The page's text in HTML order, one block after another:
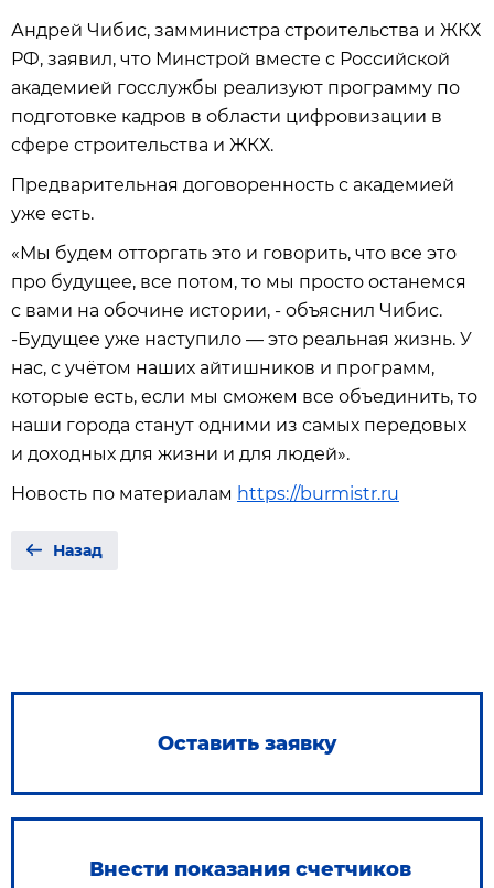
Андрей Чибис, замминистра строительства и ЖКХ
РФ, заявил, что Минстрой вместе с Российской
академией госслужбы реализуют программу по
подготовке кадров в области цифровизации в
сфере строительства и ЖКХ.
Предварительная договоренность с академией
уже есть.
«Мы будем отторгать это и говорить, что все это
про будущее, все потом, то мы просто останемся
с вами на обочине истории, - объяснил Чибис.
-Будущее уже наступило — это реальная жизнь. У
нас, с учётом наших айтишников и программ,
которые есть, если мы сможем все объединить, то
наши города станут одними из самых передовых
и доходных для жизни и для людей».
Новость по материалам https://burmistr.ru
Назад
Оставить заявку
Внести показания счетчиков